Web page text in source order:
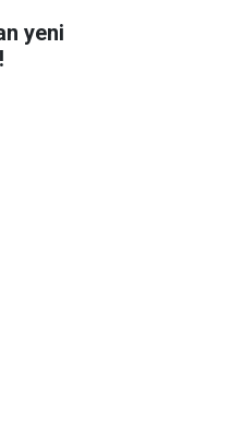
yeni